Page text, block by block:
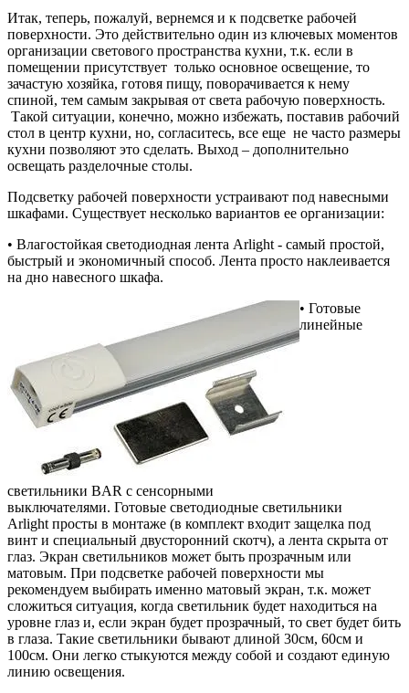
Итак, теперь, пожалуй, вернемся и к подсветке рабочей
поверхности. Это действительно один из ключевых моментов
организации светового пространства кухни, т.к. если в
помещении присутствует только основное освещение, то
зачастую хозяйка, готовя пищу, поворачивается к нему
спиной, тем самым закрывая от света рабочую поверхность.
Такой ситуации, конечно, можно избежать, поставив рабочий
стол в центр кухни, но, согласитесь, все еще не часто размеры
кухни позволяют это сделать. Выход – дополнительно
освещать разделочные столы.
Подсветку рабочей поверхности устраивают под навесными
шкафами. Существует несколько вариантов ее организации:
• Влагостойкая светодиодная лента Arlight - самый простой,
быстрый и экономичный способ. Лента просто наклеивается
на дно навесного шкафа.
• Готовые
линейные
светильники BAR с сенсорными
выключателями. Готовые светодиодные светильники
Arlight просты в монтаже (в комплект входит защелка под
винт и специальный двусторонний скотч), а лента скрыта от
глаз. Экран светильников может быть прозрачным или
матовым. При подсветке рабочей поверхности мы
рекомендуем выбирать именно матовый экран, т.к. может
сложиться ситуация, когда светильник будет находиться на
уровне глаз и, если экран будет прозрачный, то свет будет бить
в глаза. Такие светильники бывают длиной 30см, 60см и
100см. Они легко стыкуются между собой и создают единую
линию освещения.